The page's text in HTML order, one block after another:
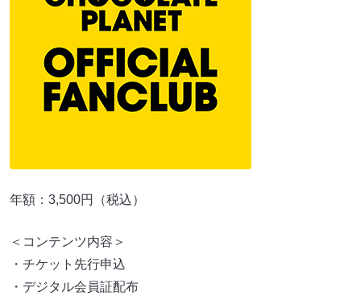
年額：3,500円（税込）
＜コンテンツ内容＞
・チケット先行申込
・デジタル会員証配布